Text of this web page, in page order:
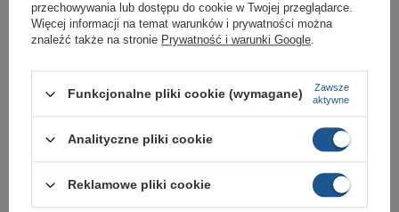
W ciągu 30 dni możesz dokonać zwrotu bądź wymiany towaru bez
podania przyczyny.,
Marka Puma
Symbol 384855 16
Gwarancja
przechowywania lub dostępu do cookie w Twojej przeglądarce.
Więcej informacji na temat warunków i prywatności można
znaleźć także na stronie Prywatność i warunki Google.
Funkcjonalne pliki cookie (wymagane)
Zawsze
aktywne
Analityczne pliki cookie
Reklamowe pliki cookie